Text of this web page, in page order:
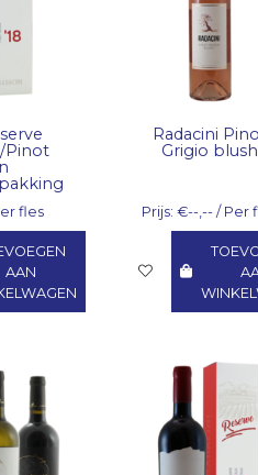
Pinot
fles
AAN
Radacini
Grigio blush
Prijs: €--,-- / Per